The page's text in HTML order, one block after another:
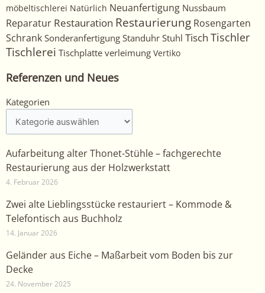
möbeltischlerei Natürlich Neuanfertigung Nussbaum
Reparatur Restauration Restaurierung Rosengarten
Schrank Sonderanfertigung Standuhr Stuhl Tisch Tischler
Tischlerei Tischplatte verleimung Vertiko
Referenzen und Neues
Kategorien
Kategorien
Aufarbeitung alter Thonet-Stühle – fachgerechte
Restaurierung aus der Holzwerkstatt
4. Februar 2026
Zwei alte Lieblingsstücke restauriert – Kommode &
Telefontisch aus Buchholz
14. Januar 2026
Geländer aus Eiche – Maßarbeit vom Boden bis zur
Decke
24. November 2025